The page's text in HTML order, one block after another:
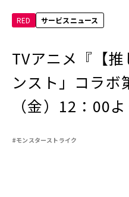
RED サービスニュース
TVアニメ『【
ンスト」コラボ
（金）12：00
#モンスターストライク
2026年